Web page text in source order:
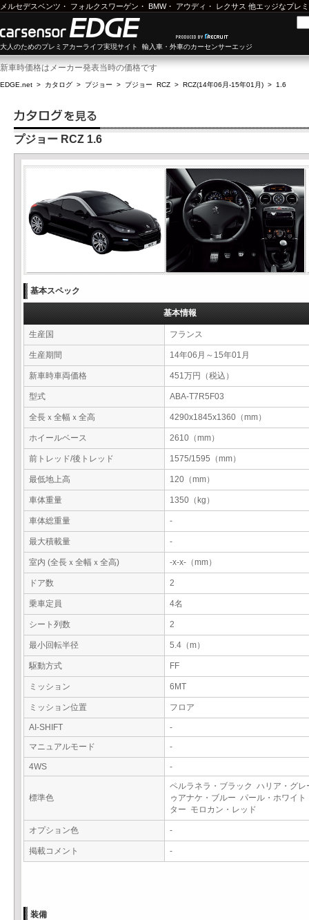
メルセデスベンツ ・ フォルクスワーゲン ・ BMW・ アウディ ・ レクサス 他エッジなプレ
大人のためのプレミアカーライフ実現サイト 輸入車・外車のカーセンサーエッジ
新車時価格はメーカー発表当時の価格です
EDGE.net > カタログ > プジョー > プジョー RCZ > RCZ(14年06月-15年01月) > 1.6
プジョー RCZ 1.6
基本スペック
基本情報
生産国 フランス
生産期間 14年06月～15年01月
新車時車両価格 451万円（税込）
型式 ABA-T7R5F03
全長ｘ全幅ｘ全高 4290x1845x1360（mm）
ホイールベース 2610（mm）
前トレッド/後トレッド 1575/1595（mm）
最低地上高 120（mm）
車体重量 1350（kg）
車体総重量 -
最大積載量 -
室内 (全長ｘ全幅ｘ全高) -x-x-（mm）
ドア数 2
乗車定員 4名
シート列数 2
最小回転半径 5.4（m）
駆動方式 FF
ミッション 6MT
ミッション位置 フロア
AI-SHIFT
-
マニュアルモード
-
4WS -
標準色
ペルラネラ・ブラック ハリア・グ
ゥアナケ・ブルー パール・ホワイ
ター モロカン・レッド
オプション色 -
掲載コメント -
装備